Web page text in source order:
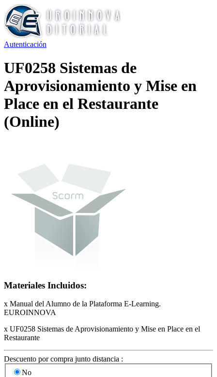
Autenticación
UF0258 Sistemas de
Aprovisionamiento y Mise en
Place en el Restaurante
(Online)
Materiales Incluidos:
x Manual del Alumno de la Plataforma E-Learning.
EUROINNOVA
x UF0258 Sistemas de Aprovisionamiento y Mise en Place en el
Restaurante
Descuento por compra junto distancia :
No